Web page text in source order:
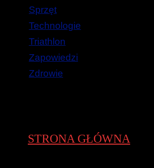
Sprzęt
Technologie
Triathlon
Zapowiedzi
Zdrowie
STRONA GŁÓWNA